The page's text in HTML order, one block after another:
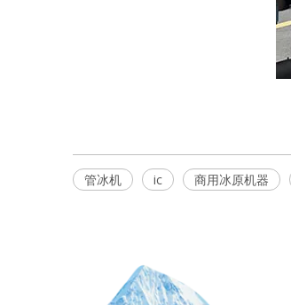
管冰机 ic 商用冰原机器